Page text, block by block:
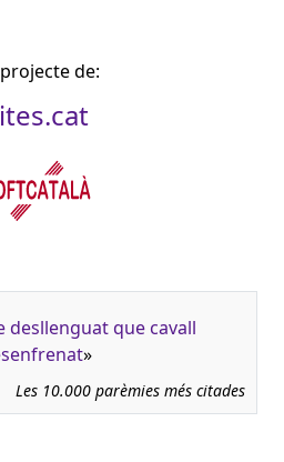
de:
desllenguat que cavall
»
Les 10.000 parèmies més citades